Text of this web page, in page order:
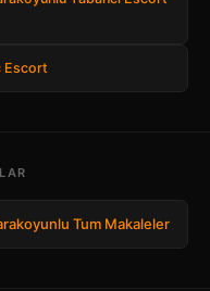
Escort
Tum Makaleler